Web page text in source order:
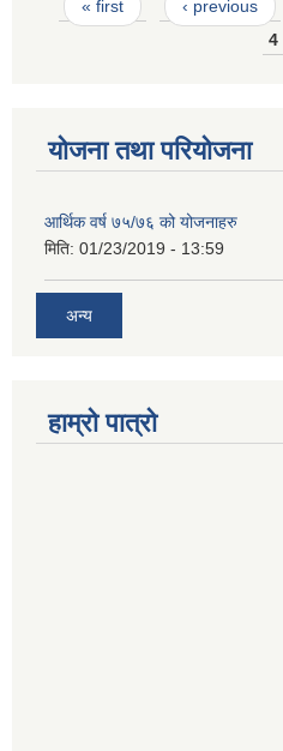
« first ‹ previous
4
योजना तथा परियोजना
आर्थिक वर्ष ७५/७६ को योजनाहरु
मिति: 01/23/2019 - 13:59
अन्य
हाम्रो पात्रो